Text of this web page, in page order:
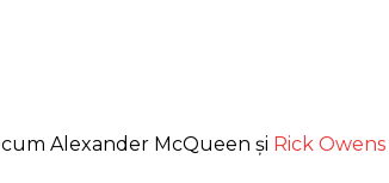
Alexander McQueen și Rick Owens